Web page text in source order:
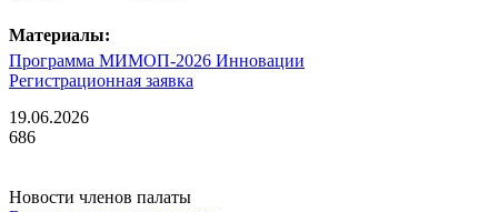
Материалы:
Программа МИМОП-2026 Инновации
Регистрационная заявка
19.06.2026
686
Новости членов палаты